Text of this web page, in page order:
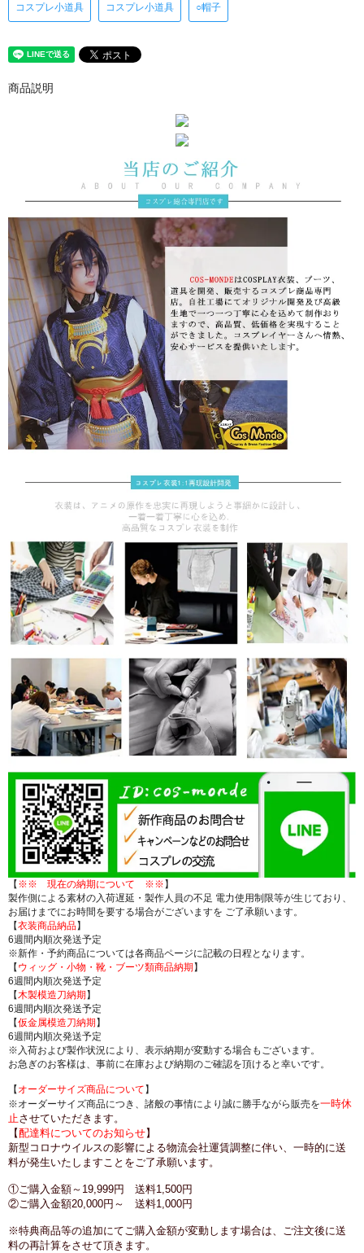
コスプレ小道具 コスプレ小道具 ○帽子
商品説明
【※※ 現在の納期について ※※】
製作側による素材の入荷遅延・製作人員の不足 電力使用制限等が生じており、
お届けまでにお時間を要する場合がございますを ご了承願います。
【衣装商品納品】
6週間内順次発送予定
※新作・予約商品については各商品ページに記載の日程となります。
【ウィッグ・小物・靴・ブーツ類商品納期】
6週間内順次発送予定
【木製模造刀納期】
6週間内順次発送予定
【仮金属模造刀納期】
6週間内順次発送予定
※入荷および製作状況により、表示納期が変動する場合もございます。
お急ぎのお客様は、事前に在庫および納期のご確認を頂けると幸いです。
【オーダーサイズ商品について】
※オーダーサイズ商品につき、諸般の事情により誠に勝手ながら販売を一時休
止させていただきます。
【配達料についてのお知らせ】
新型コロナウイルスの影響による物流会社運賃調整に伴い、一時的に送
料が発生いたしますことをご了承願います。
①ご購入金額～19,999円 送料1,500円
②ご購入金額20,000円～ 送料1,000円
※特典商品等の追加にてご購入金額が変動します場合は、ご注文後に送
料の再計算をさせて頂きます。